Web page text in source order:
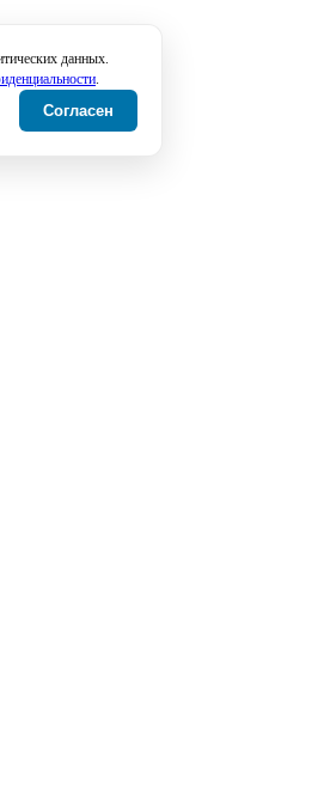
данных.
.
Согласен